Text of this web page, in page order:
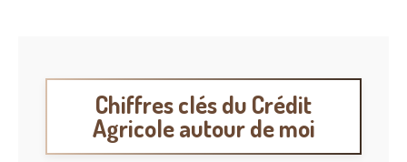
Chiffres clés du Crédit
Agricole autour de moi